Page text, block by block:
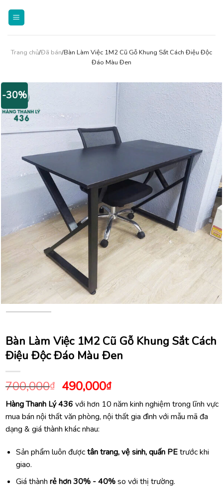
Trang chủ/Đã bán/Bàn Làm Việc 1M2 Cũ Gỗ Khung Sắt Cách Điệu Độc
Đáo Màu Đen
-30%
Bàn Làm Việc 1M2 Cũ Gỗ Khung Sắt Cách
Điệu Độc Đáo Màu Đen
700,000₫ Giá
gốc
là:
700,000₫.
490,000₫Giá
hiện
tại
là:
Hàng Thanh Lý 436 với hơn 10 năm kinh nghiệm trong lĩnh vực
mua bán nội thất văn phòng, nội thất gia đình với mẫu mã đa
dạng & giá thành khác nhau:
Sản phẩm luôn đượctân trang, vệ sinh, quấn PEtrước khi
giao.
Giá thành rẻ hơn 30% - 40%so với thị trường.